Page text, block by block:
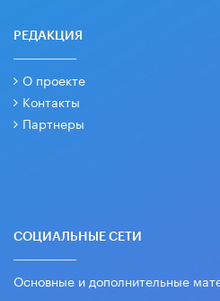
РЕДАКЦИЯ
О проекте
Контакты
Партнеры
СОЦИАЛЬНЫЕ СЕТИ
Основные и дополнительные